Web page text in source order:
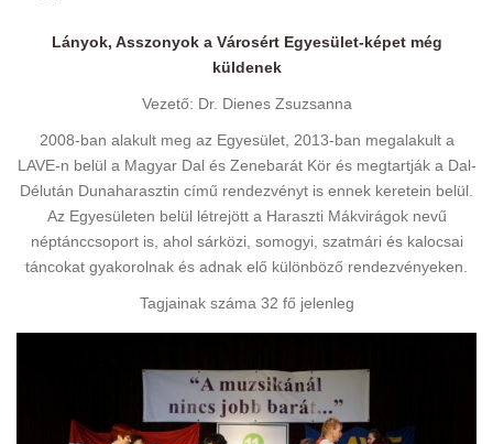
Lányok, Asszonyok a Városért Egyesület-képet még
küldenek
Vezető: Dr. Dienes Zsuzsanna
2008-ban alakult meg az Egyesület, 2013-ban megalakult a
LAVE-n belül a Magyar Dal és Zenebarát Kör és megtartják a Dal-
Délután Dunaharasztin című rendezvényt is ennek keretein belül.
Az Egyesületen belül létrejött a Haraszti Mákvirágok nevű
néptánccsoport is, ahol sárközi, somogyi, szatmári és kalocsai
táncokat gyakorolnak és adnak elő különböző rendezvényeken.
Tagjainak száma 32 fő jelenleg